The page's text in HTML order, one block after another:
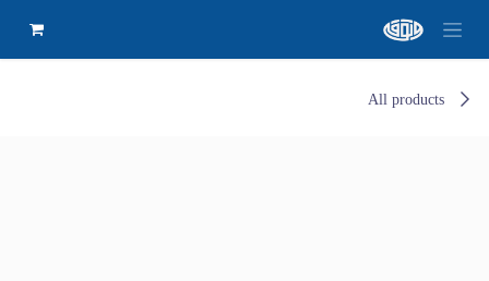
All products